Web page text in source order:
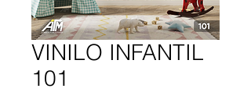
VINILO INFANTIL
101